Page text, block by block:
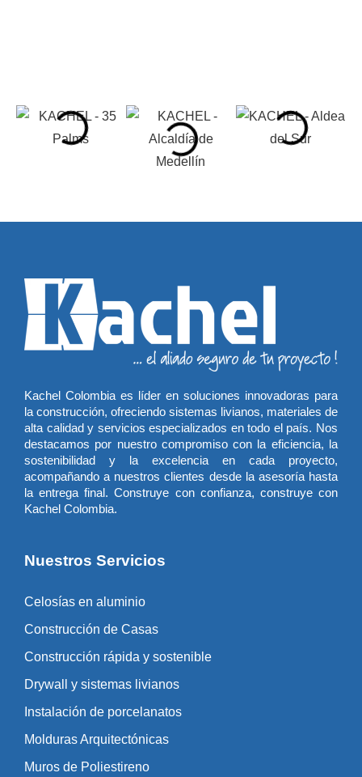
Kachel Colombia es líder en soluciones innovadoras para
la construcción, ofreciendo sistemas livianos, materiales de
alta calidad y servicios especializados en todo el país. Nos
destacamos por nuestro compromiso con la eficiencia, la
sostenibilidad y la excelencia en cada proyecto,
acompañando a nuestros clientes desde la asesoría hasta
la entrega final. Construye con confianza, construye con
Kachel Colombia.
Nuestros Servicios
Celosías en aluminio
Construcción de Casas
Construcción rápida y sostenible
Drywall y sistemas livianos
Instalación de porcelanatos
Molduras Arquitectónicas
Muros de Poliestireno